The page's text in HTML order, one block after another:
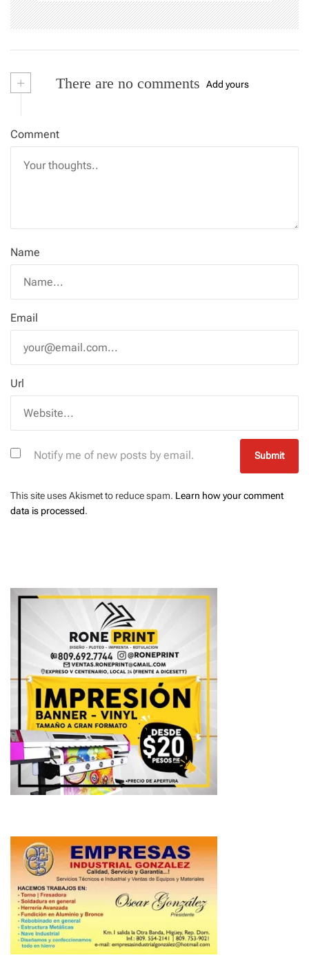
+ There are no comments Add yours
Comment
Name
Email
Url
Notify me of new posts by email.
This site uses Akismet to reduce spam. Learn how your comment
data is processed.